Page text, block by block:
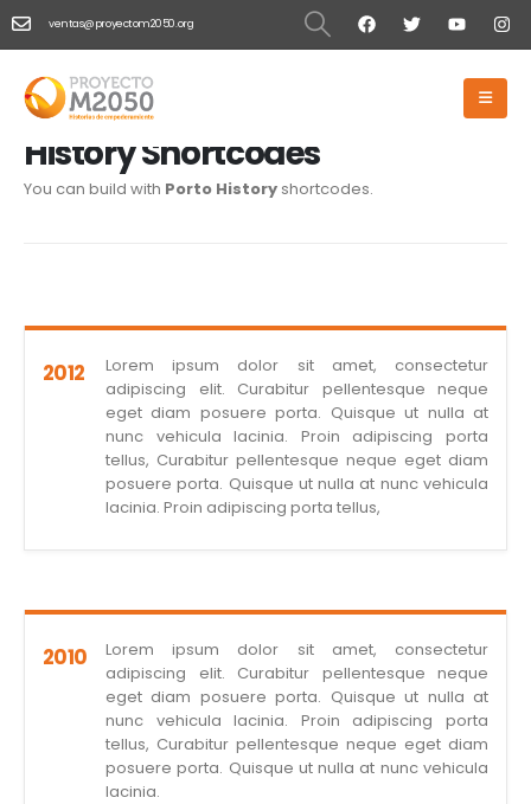
ventas@proyectom2050.org
History
History Shortcodes
You can build with Porto History shortcodes.
2012
Lorem ipsum dolor sit amet, consectetur
adipiscing elit. Curabitur pellentesque neque
eget diam posuere porta. Quisque ut nulla at
nunc vehicula lacinia. Proin adipiscing porta
tellus, Curabitur pellentesque neque eget diam
posuere porta. Quisque ut nulla at nunc vehicula
lacinia. Proin adipiscing porta tellus,
2010
Lorem ipsum dolor sit amet, consectetur
adipiscing elit. Curabitur pellentesque neque
eget diam posuere porta. Quisque ut nulla at
nunc vehicula lacinia. Proin adipiscing porta
tellus, Curabitur pellentesque neque eget diam
posuere porta. Quisque ut nulla at nunc vehicula
lacinia.